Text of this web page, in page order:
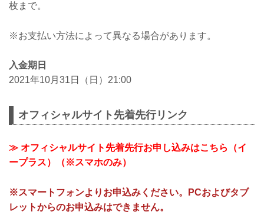
枚まで。
※お支払い方法によって異なる場合があります。
入金期日
2021年10月31日（日）21:00
オフィシャルサイト先着先行リンク
≫ オフィシャルサイト先着先行お申し込みはこちら（イ
ープラス）（※スマホのみ）
※スマートフォンよりお申込みください。PCおよびタブ
レットからのお申込みはできません。